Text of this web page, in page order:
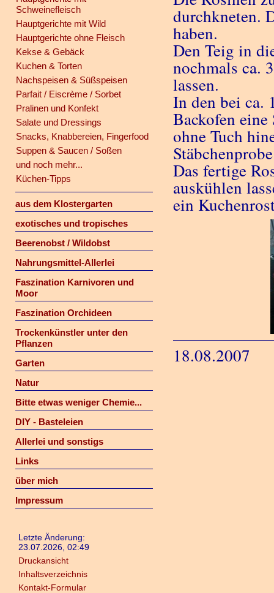
Schweinefleisch
Hauptgerichte mit Wild
Hauptgerichte ohne Fleisch
Kekse & Gebäck
Kuchen & Torten
Nachspeisen & Süßspeisen
Parfait / Eiscrème / Sorbet
Pralinen und Konfekt
Salate und Dressings
Snacks, Knabbereien, Fingerfood
Suppen & Saucen / Soßen
und noch mehr...
Küchen-Tipps
aus dem Klostergarten
exotisches und tropisches
Beerenobst / Wildobst
Nahrungsmittel-Allerlei
Faszination Karnivoren und
Moor
Faszination Orchideen
Trockenkünstler unter den
Pflanzen
Garten
Natur
Bitte etwas weniger Chemie...
DIY - Basteleien
Allerlei und sonstigs
Links
über mich
Impressum
Letzte Änderung:
23.07.2026, 02:49
Druckansicht
Inhaltsverzeichnis
Kontakt-Formular
durchkneten.
haben.
Den Teig in
nochmals ca.
lassen.
In den bei ca.
Backofen
ohne Tuch
Das fertige
auskühlen
ein
18.08.2007